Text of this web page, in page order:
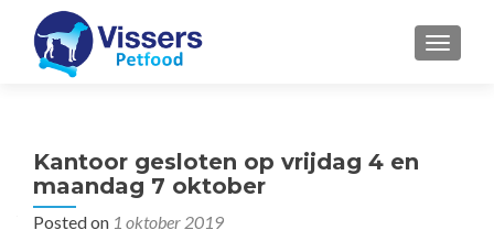
MENU
Kantoor gesloten op vrijdag 4 en
maandag 7 oktober
Posted on 1 oktober 2019